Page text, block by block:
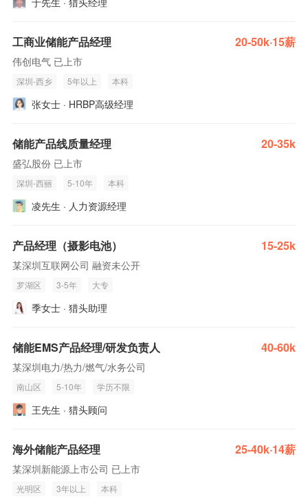
工商业储能产品经理 20-50k·15薪
伟创电气 已上市
深圳-西乡 5年以上 本科
张女士 · HRBP高级经理
储能产品线质量经理 20-35k
盛弘股份 已上市
深圳-西丽 5-10年 本科
凌先生 · 人力资源经理
产品经理（摄影电池） 15-25k
某深圳互联网公司 融资未公开
罗湖区 3-5年 大专
季女士 · 猎头助理
储能EMS产品经理/研发负责人 40-60k
某深圳电力/热力/燃气/水务公司
南山区 5-10年 学历不限
王先生 · 猎头顾问
海外储能产品经理 25-40k·14薪
某深圳新能源上市公司 已上市
光明区 3年以上 本科